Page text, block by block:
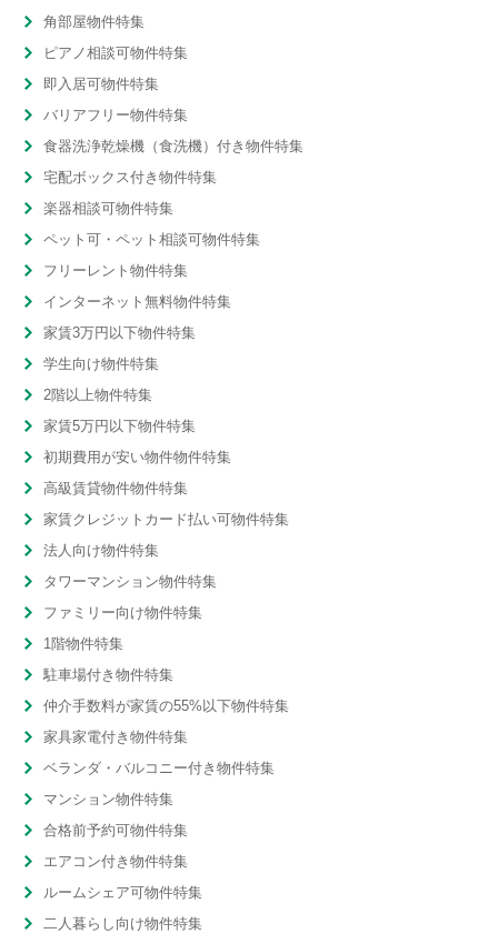
角部屋物件特集
ピアノ相談可物件特集
即入居可物件特集
バリアフリー物件特集
食器洗浄乾燥機（食洗機）付き物件特集
宅配ボックス付き物件特集
楽器相談可物件特集
ペット可・ペット相談可物件特集
フリーレント物件特集
インターネット無料物件特集
家賃3万円以下物件特集
学生向け物件特集
2階以上物件特集
家賃5万円以下物件特集
初期費用が安い物件物件特集
高級賃貸物件物件特集
家賃クレジットカード払い可物件特集
法人向け物件特集
タワーマンション物件特集
ファミリー向け物件特集
1階物件特集
駐車場付き物件特集
仲介手数料が家賃の55%以下物件特集
家具家電付き物件特集
ベランダ・バルコニー付き物件特集
マンション物件特集
合格前予約可物件特集
エアコン付き物件特集
ルームシェア可物件特集
二人暮らし向け物件特集